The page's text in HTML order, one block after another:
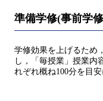
準備学修(事前学
学修効果を上げるため
し，「毎授業」授業内
れぞれ概ね100分を目安